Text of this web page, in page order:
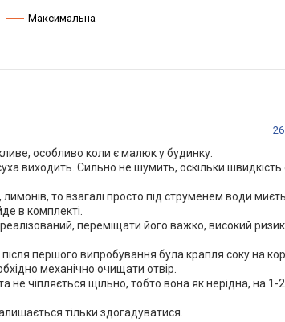
Максимальна
особливо коли є малюк у будинку.
виходить. Сильно не шумить, оскільки
то взагалі просто під струменем води
в комплекті.
переміщати його важко, високий ризик
першого випробування була крапля соку на
механічно очищати отвір.
не чіпляється щільно, тобто вона як нерідна, на
тільки здогадуватися.